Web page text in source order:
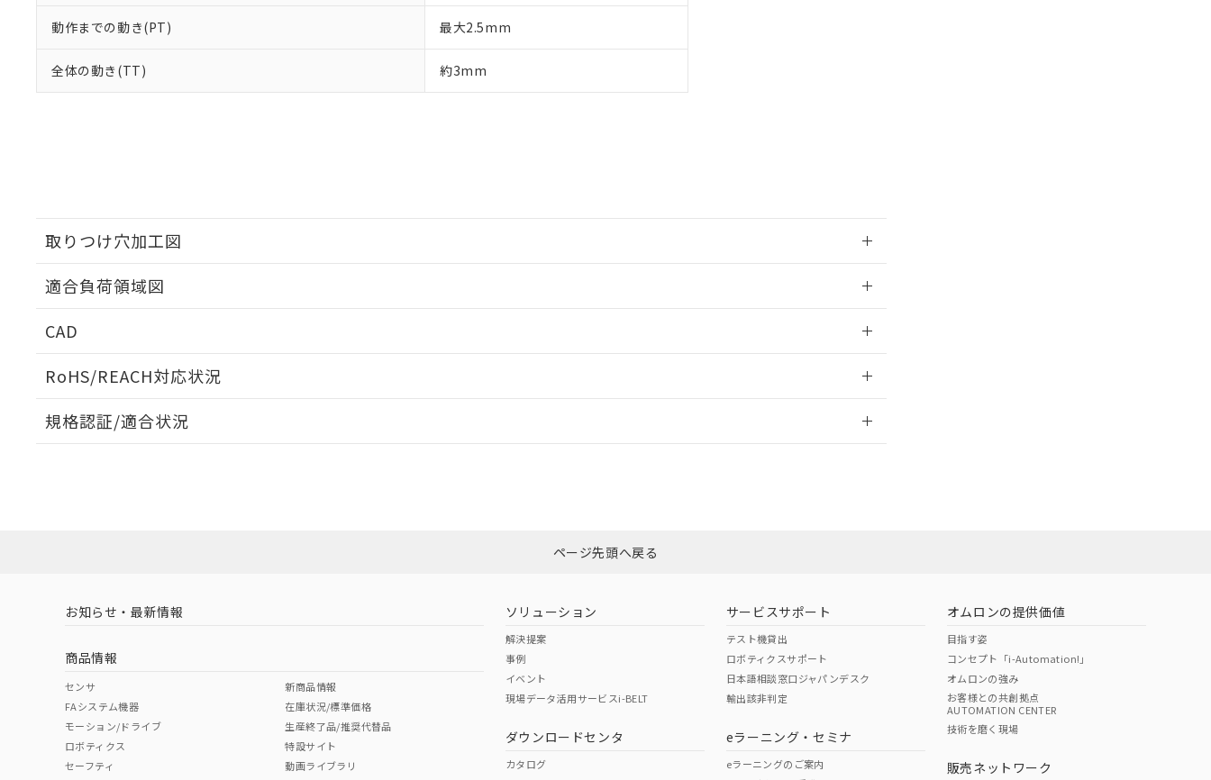
動作までの動き(PT) 最大2.5mm
全体の動き(TT) 約3mm
取りつけ穴加工図
適合負荷領域図
CAD
RoHS/REACH対応状況
EU RoHS 注意事項・凡例
ダウンロードはこちら
中国 RoHS 注意事項・凡例
中国 RoHS表
Pb Hg Cr(VI)
規格認証/適合状況
（イギリス
（ノルウェー
（日本
（アメリカ
この製品の規格認証/適合状況ページへ
その他の認証はこちらのページからご検索ください
ページ先頭へ戻る
お知らせ・最新情報
商品情報
センサ
FAシステム機器
モーション/ドライブ
ロボティクス
セーフティ
新商品情報
在庫状況/標準価格
生産終了品/推奨代替品
特設サイト
動画ライブラリ
ソリューション
解決提案
事例
イベント
現場データ活用サービスi-BELT
ダウンロードセンタ
カタログ
サービスサポート
テスト機貸出
ロボティクスサポート
日本語相談窓口ジャパンデスク
輸出該非判定
eラーニング・セミナ
eラーニングのご案内
オムロンの提供価値
目指す姿
コンセプト「i-Automation!」
オムロンの強み
お客様との共創拠点
AUTOMATION CENTER
技術を磨く現場
販売ネットワーク